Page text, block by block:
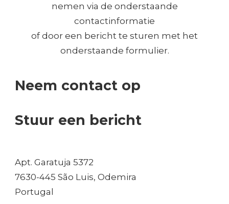
nemen via de onderstaande
contactinformatie
of door een bericht te sturen met het
onderstaande formulier.
Neem contact op
Stuur een bericht
Apt. Garatuja 5372
7630-445 São Luis, Odemira
Portugal